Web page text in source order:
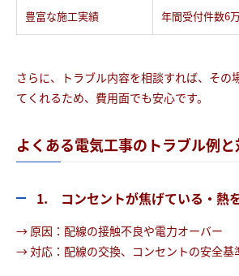
豊富な施工実績 年間受付件数6
さらに、トラブル内容を相談すれば、その
てくれるため、費用面でも安心です。
よくある電気工事のトラブル例
1. コンセントが焦げている・熱
→ 原因：配線の接触不良や電力オーバー
→ 対応：配線の交換、コンセントの安全基